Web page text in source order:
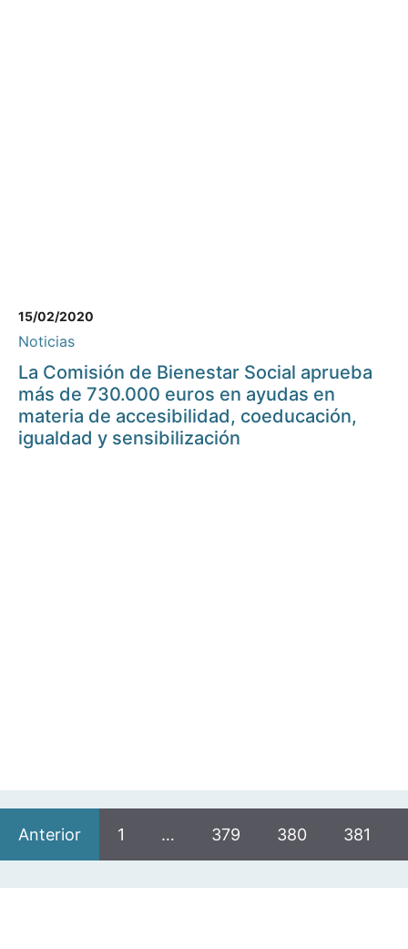
15/02/2020
Noticias
La Comisión de Bienestar Social aprueba
más de 730.000 euros en ayudas en
materia de accesibilidad, coeducación,
igualdad y sensibilización
Anterior 1 … 379 380 381